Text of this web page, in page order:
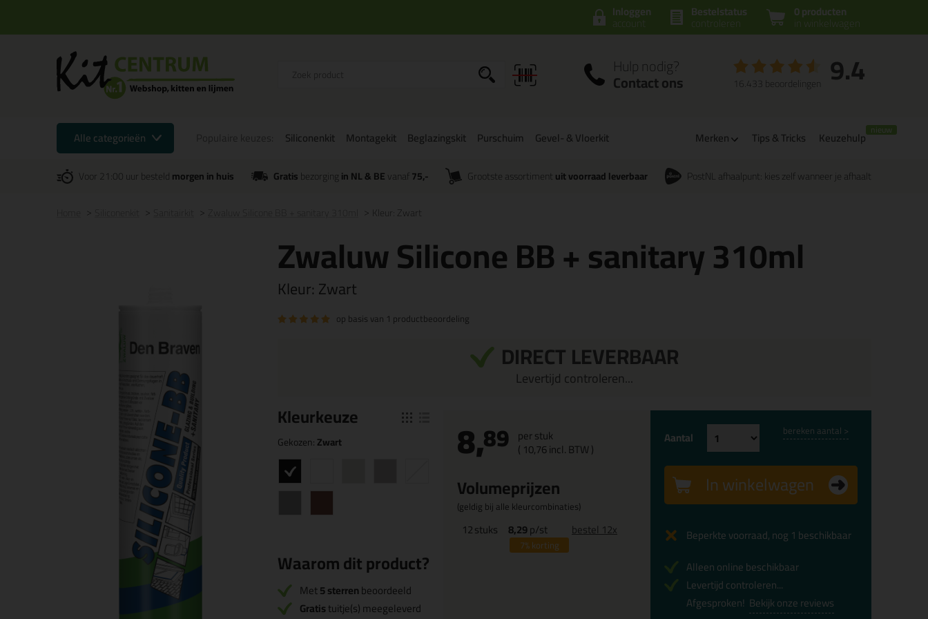
0 producten
in winkelwagen
Bestelstatus
controleren
Inloggen
account
Hulp nodig?
Contact ons 9.4
16.433 beoordelingen
Alle categorieën Siliconenkit Montagekit Beglazingskit Purschuim Gevel- & Vloerkit Merken Tips & Tricks Keuzehulp
Voor 21:00 uur besteldmorgen in huis Gratisbezorgingin NL & BEvanaf 75,- Grootste assortiment uit voorraad leverbaar PostNL afhaalpunt: kies zelf wanneer je afhaalt
Kleur: Zwart
Zwaluw Silicone BB + sanitary 310ml
Kleur:Zwart
op basis van 1 productbeoordeling
DIRECT LEVERBAAR
Levertijd controleren...
Kleurkeuze
Gekozen:Zwart
Waarom dit product?
Met5 sterrenbeoordeeld
Gratistuitje(s) meegeleverd
8,89 per stuk
( 10,76incl. BTW )
Volumeprijzen
(geldig bij alle kleurcombinaties)
12stuks 8,29p/st
7%korting
bestel 12x
Aantal bereken aantal >
In winkelwagen
Beperkte voorraad, nog 1 beschikbaar
Alleen online beschikbaar
Levertijd controleren...
Afgesproken! Bekijk onze reviews